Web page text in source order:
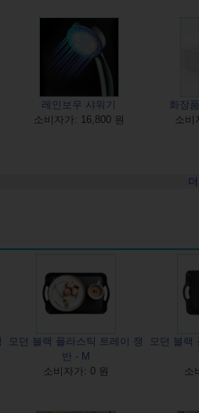
레인보우 샤워기
소비자가: 16,800 원
화장
소비
모던 블랙 플라스틱 트레이 쟁
반 - M
소비자가: 0 원
모던 블랙
소